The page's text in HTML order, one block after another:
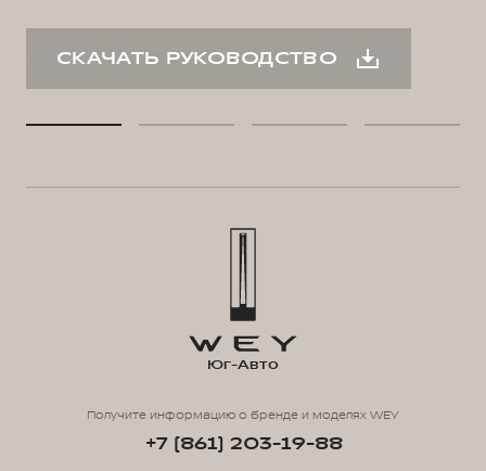
СКАЧАТЬ РУКОВОДСТВО
Юг-Авто
Получите информацию о бренде и моделях WEY
+7 (861) 203-19-88